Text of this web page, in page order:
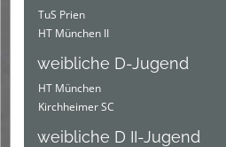
TuS Prien
HT München II
weibliche D-Jugend
HT München
Kirchheimer SC
weibliche D II-Jugend